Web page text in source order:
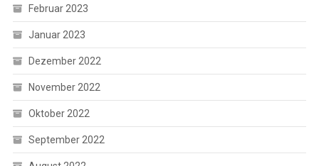
Februar 2023
Januar 2023
Dezember 2022
November 2022
Oktober 2022
September 2022